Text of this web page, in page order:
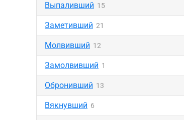
Выпаливший 15
Заметивший 21
Молвивший 12
Замолвивший 1
Обронивший 13
Вякнувший 6